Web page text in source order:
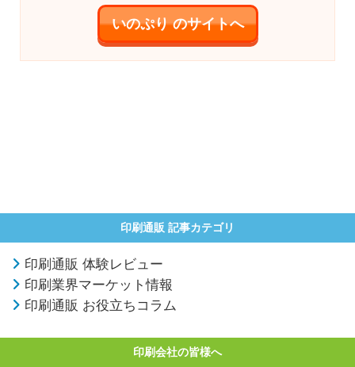
いのぷり のサイトへ
印刷通販 記事カテゴリ
印刷通販 体験レビュー
印刷業界マーケット情報
印刷通販 お役立ちコラム
印刷会社の皆様へ